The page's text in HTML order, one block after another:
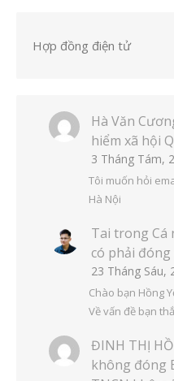
Hợp đồng điện tử
Hà Văn
hiểm xã hội
3 Tháng Tám,
Tôi muốn hỏi
Hà Nội
Tai trong Cá
có phải
23 Tháng Sáu,
Chào bạn Hồng
Về vấn đề bạn
ĐINH THỊ
không đóng